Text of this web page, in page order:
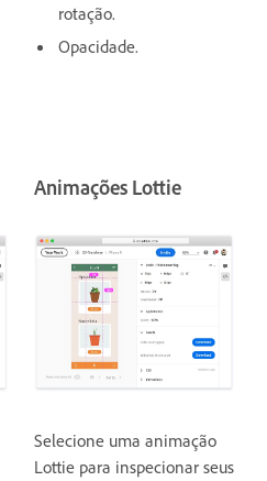
rotação.
Opacidade.
Animações Lottie
Selecione uma animação
Lottie para inspecionar seus